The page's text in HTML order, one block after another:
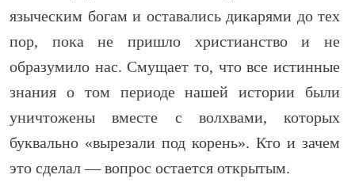
языческим богам и оставались дикарями до тех
пор, пока не пришло христианство и не
образумило нас. Смущает то, что все истинные
знания о том периоде нашей истории были
уничтожены вместе с волхвами, которых
буквально «вырезали под корень». Кто и зачем
это сделал — вопрос остается открытым.